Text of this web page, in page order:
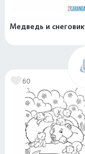
Медведь и снеговик
60